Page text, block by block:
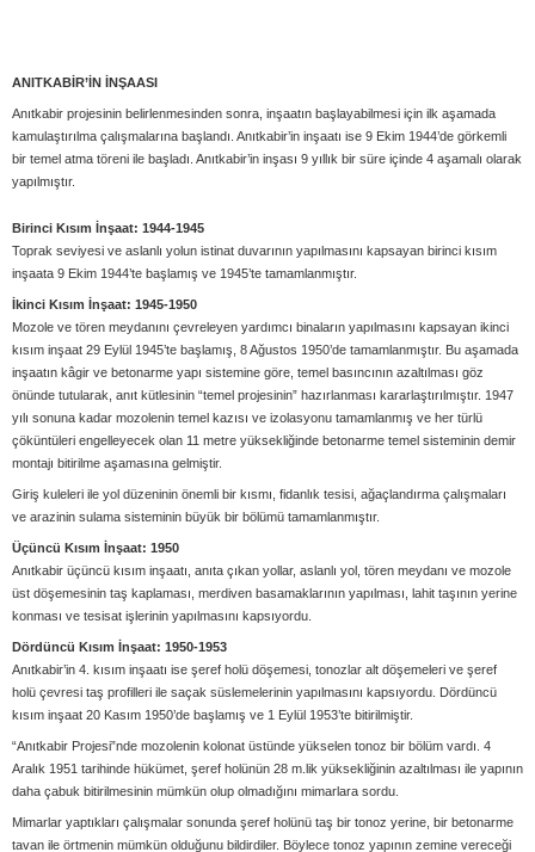
ANITKABİR’İN İNŞAASI
Anıtkabir projesinin belirlenmesinden sonra, inşaatın başlayabilmesi için ilk aşamada
kamulaştırılma çalışmalarına başlandı. Anıtkabir’in inşaatı ise 9 Ekim 1944’de görkemli
bir temel atma töreni ile başladı. Anıtkabir’in inşası 9 yıllık bir süre içinde 4 aşamalı olarak
yapılmıştır.
Birinci Kısım İnşaat: 1944-1945
Toprak seviyesi ve aslanlı yolun istinat duvarının yapılmasını kapsayan birinci kısım
inşaata 9 Ekim 1944’te başlamış ve 1945’te tamamlanmıştır.
İkinci Kısım İnşaat: 1945-1950
Mozole ve tören meydanını çevreleyen yardımcı binaların yapılmasını kapsayan ikinci
kısım inşaat 29 Eylül 1945’te başlamış, 8 Ağustos 1950’de tamamlanmıştır. Bu aşamada
inşaatın kâgir ve betonarme yapı sistemine göre, temel basıncının azaltılması göz
önünde tutularak, anıt kütlesinin “temel projesinin” hazırlanması kararlaştırılmıştır. 1947
yılı sonuna kadar mozolenin temel kazısı ve izolasyonu tamamlanmış ve her türlü
çöküntüleri engelleyecek olan 11 metre yüksekliğinde betonarme temel sisteminin demir
montajı bitirilme aşamasına gelmiştir.
Giriş kuleleri ile yol düzeninin önemli bir kısmı, fidanlık tesisi, ağaçlandırma çalışmaları
ve arazinin sulama sisteminin büyük bir bölümü tamamlanmıştır.
Üçüncü Kısım İnşaat: 1950
Anıtkabir üçüncü kısım inşaatı, anıta çıkan yollar, aslanlı yol, tören meydanı ve mozole
üst döşemesinin taş kaplaması, merdiven basamaklarının yapılması, lahit taşının yerine
konması ve tesisat işlerinin yapılmasını kapsıyordu.
Dördüncü Kısım İnşaat: 1950-1953
Anıtkabir’in 4. kısım inşaatı ise şeref holü döşemesi, tonozlar alt döşemeleri ve şeref
holü çevresi taş profilleri ile saçak süslemelerinin yapılmasını kapsıyordu. Dördüncü
kısım inşaat 20 Kasım 1950’de başlamış ve 1 Eylül 1953’te bitirilmiştir.
“Anıtkabir Projesi”nde mozolenin kolonat üstünde yükselen tonoz bir bölüm vardı. 4
Aralık 1951 tarihinde hükümet, şeref holünün 28 m.lik yüksekliğinin azaltılması ile yapının
daha çabuk bitirilmesinin mümkün olup olmadığını mimarlara sordu.
Mimarlar yaptıkları çalışmalar sonunda şeref holünü taş bir tonoz yerine, bir betonarme
tavan ile örtmenin mümkün olduğunu bildirdiler. Böylece tonoz yapının zemine vereceği